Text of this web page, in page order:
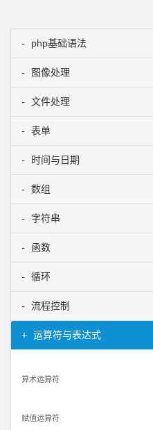
php基础语法
图像处理
文件处理
表单
时间与日期
数组
字符串
函数
循环
流程控制
运算符与表达式
算术运算符
赋值运算符